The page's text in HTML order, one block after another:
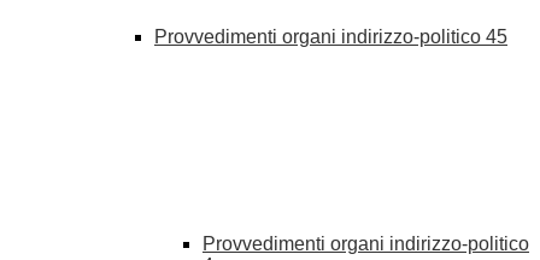
Provvedimenti organi indirizzo-politico 45
Provvedimenti organi indirizzo-politico